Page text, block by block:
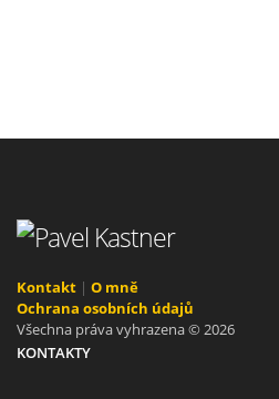
Kontakt | O mně
Ochrana osobních údajů
Všechna práva vyhrazena © 2026
KONTAKTY